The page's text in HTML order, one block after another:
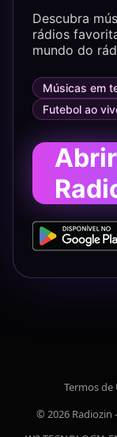
Descubra
rádios
mundo do
Músicas em
Futebol ao
Termos de
© 2026 Radiozin